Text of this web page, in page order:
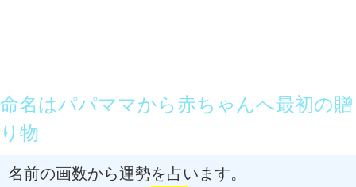
命名はパパママから赤ちゃんへ最初の贈
り物
名前の画数から運勢を占います。